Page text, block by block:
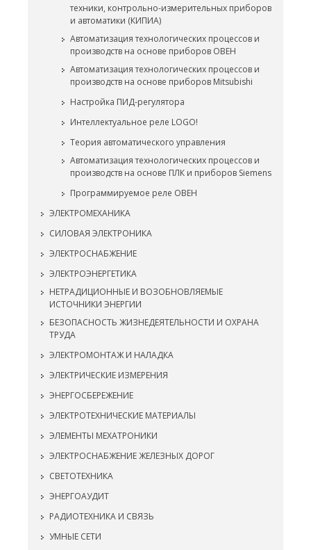
техники, контрольно-измерительных приборов
и автоматики (КИПИА)
Автоматизация технологических процессов и
производств на основе приборов ОВЕН
Автоматизация технологических процессов и
производств на основе приборов Mitsubishi
Настройка ПИД-регулятора
Интеллектуальное реле LOGO!
Теория автоматического управления
Автоматизация технологических процессов и
производств на основе ПЛК и приборов Siemens
Программируемое реле ОВЕН
ЭЛЕКТРОМЕХАНИКА
СИЛОВАЯ ЭЛЕКТРОНИКА
ЭЛЕКТРОСНАБЖЕНИЕ
ЭЛЕКТРОЭНЕРГЕТИКА
НЕТРАДИЦИОННЫЕ И ВОЗОБНОВЛЯЕМЫЕ
ИСТОЧНИКИ ЭНЕРГИИ
БЕЗОПАСНОСТЬ ЖИЗНЕДЕЯТЕЛЬНОСТИ И ОХРАНА
ТРУДА
ЭЛЕКТРОМОНТАЖ И НАЛАДКА
ЭЛЕКТРИЧЕСКИЕ ИЗМЕРЕНИЯ
ЭНЕРГОСБЕРЕЖЕНИЕ
ЭЛЕКТРОТЕХНИЧЕСКИЕ МАТЕРИАЛЫ
ЭЛЕМЕНТЫ МЕХАТРОНИКИ
ЭЛЕКТРОСНАБЖЕНИЕ ЖЕЛЕЗНЫХ ДОРОГ
СВЕТОТЕХНИКА
ЭНЕРГОАУДИТ
РАДИОТЕХНИКА И СВЯЗЬ
УМНЫЕ СЕТИ